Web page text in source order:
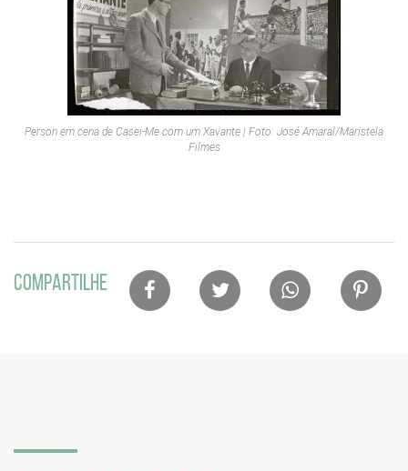
Person em cena de Casei-Me com um Xavante | Foto: José Amaral/Maristela
Filmes
COMPARTILHELista